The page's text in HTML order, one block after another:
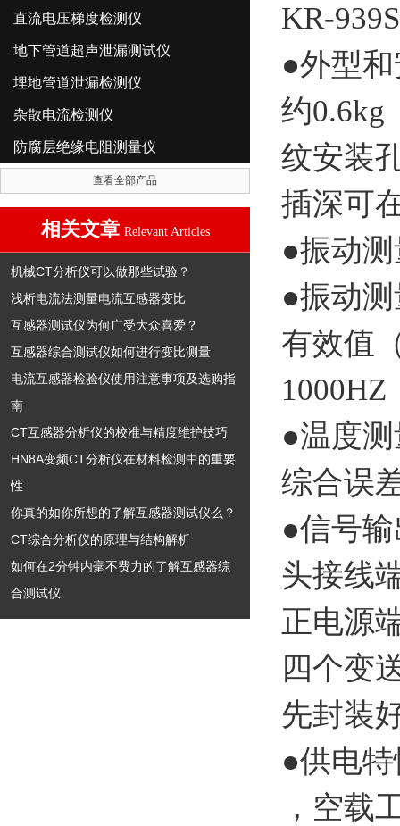
直流电压梯度检测仪
地下管道超声泄漏测试仪
埋地管道泄漏检测仪
杂散电流检测仪
防腐层绝缘电阻测量仪
查看全部产品
相关文章 Relevant Articles
机械CT分析仪可以做那些试验？
浅析电流法测量电流互感器变比
互感器测试仪为何广受大众喜爱？
互感器综合测试仪如何进行变比测量
电流互感器检验仪使用注意事项及选购指
南
CT互感器分析仪的校准与精度维护技巧
HN8A变频CT分析仪在材料检测中的重要
性
你真的如你所想的了解互感器测试仪么？
CT综合分析仪的原理与结构解析
如何在2分钟内毫不费力的了解互感器综
合测试仪
KR-
●外型
约0.6kg
纹安装
插深可
●振动
●振动
有效值
●温度
综合误
●信号
头接线
正电源
四个变
先封装
●供电
，空载